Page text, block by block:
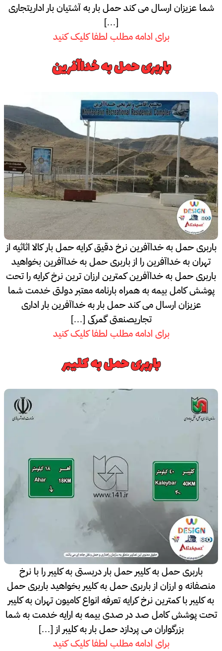
شما عزیزان ارسال می کند حمل بار به آشتیان بار اداریتجاری
[…]
برای ادامه مطلب لطفا کلیک کنید
باربری حمل به خداآفرین
باربری حمل به خداآفرین نرخ دقیق کرایه حمل بار کالا اثاثیه از
تهران به خداآفرین را از باربری حمل به خداآفرین بخواهید
باربری حمل به خداآفرین کمترین ارزان ترین نرخ کرایه را تحت
پوشش کامل بیمه به همراه بارنامه معتبر دولتی خدمت شما
عزیزان ارسال می کند حمل بار به خداآفرین بار اداری
تجاریصنعتی گمرکی […]
برای ادامه مطلب لطفا کلیک کنید
باربری حمل به کلیبر
باربری حمل به کلیبر حمل بار دربستی به کلیبر را با نرخ
منصفانه و ارزان از باربری حمل به کلیبر بخواهید باربری حمل
به کلیبر با کمترین نرخ کرایه تعرفه انواع کامیون تهران به کلیبر
تحت پوشش کامل صد در صدی بیمه به ارایه خدمت به شما
بزرگواران می پردازد حمل بار به کلیبر از […]
برای ادامه مطلب لطفا کلیک کنید